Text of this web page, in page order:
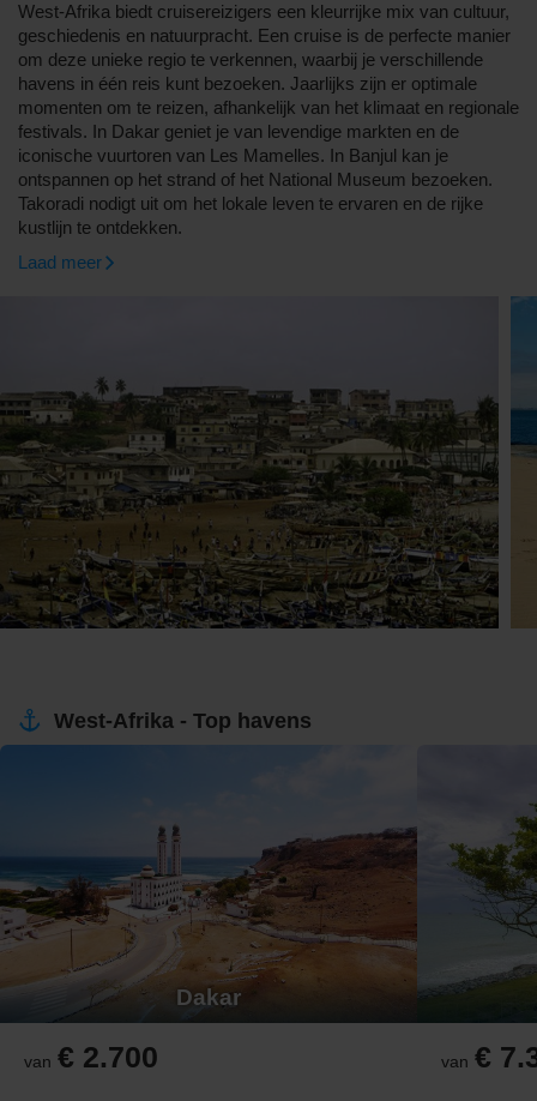
West-Afrika biedt cruisereizigers een kleurrijke mix van cultuur,
geschiedenis en natuurpracht. Een cruise is de perfecte manier
om deze unieke regio te verkennen, waarbij je verschillende
havens in één reis kunt bezoeken. Jaarlijks zijn er optimale
momenten om te reizen, afhankelijk van het klimaat en regionale
festivals. In Dakar geniet je van levendige markten en de
iconische vuurtoren van Les Mamelles. In Banjul kan je
ontspannen op het strand of het National Museum bezoeken.
Takoradi nodigt uit om het lokale leven te ervaren en de rijke
kustlijn te ontdekken.
Laad meer
West-Afrika - Top havens
Dakar
van € 2.700 van €